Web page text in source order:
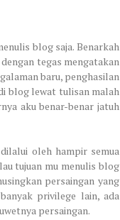
blog saja. Benarkah
tegas mengatakan
baru, penghasilan
blog lewat tulisan malah
aku benar-benar jatuh
oleh hampir semua
tujuan mu menulis blog
persaingan yang
privilege lain, ada
persaingan.